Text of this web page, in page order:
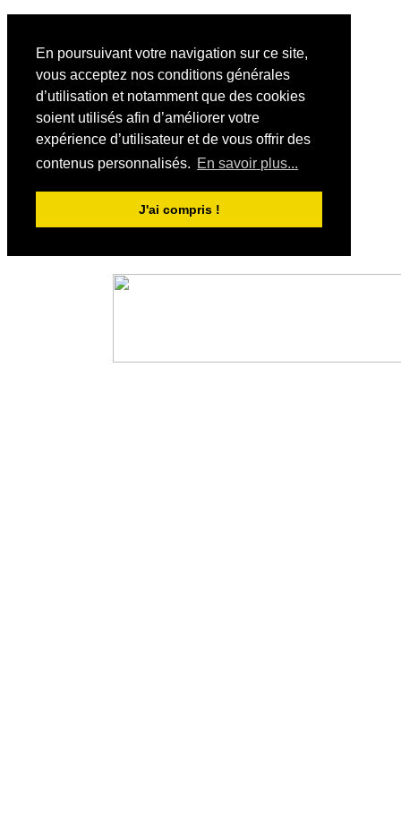
En poursuivant votre navigation sur ce site,
vous acceptez nos conditions générales
d’utilisation et notamment que des cookies
soient utilisés afin d’améliorer votre
expérience d’utilisateur et de vous offrir des
contenus personnalisés. En savoir plus...
J'ai compris !